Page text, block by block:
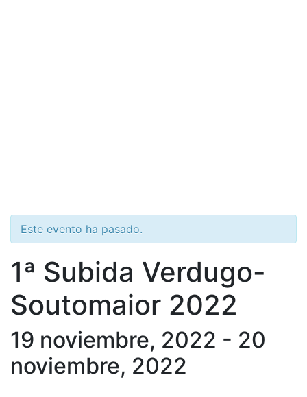
Este evento ha pasado.
1ª Subida Verdugo-
Soutomaior 2022
19 noviembre, 2022 - 20
noviembre, 2022